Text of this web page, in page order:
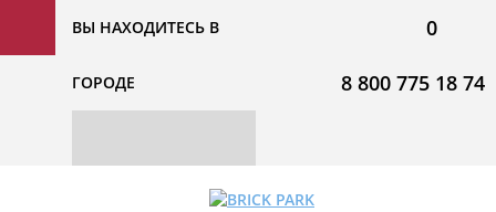
ВЫ НАХОДИТЕСЬ В
ГОРОДЕ
0
8 800 775 18 74